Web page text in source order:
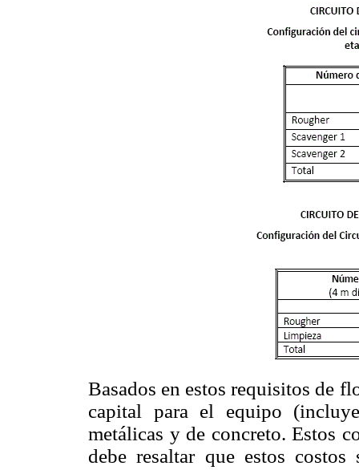
Basados en estos requisitos de
capital para el equipo
metálicas y de concreto. Estos
debe resaltar que estos